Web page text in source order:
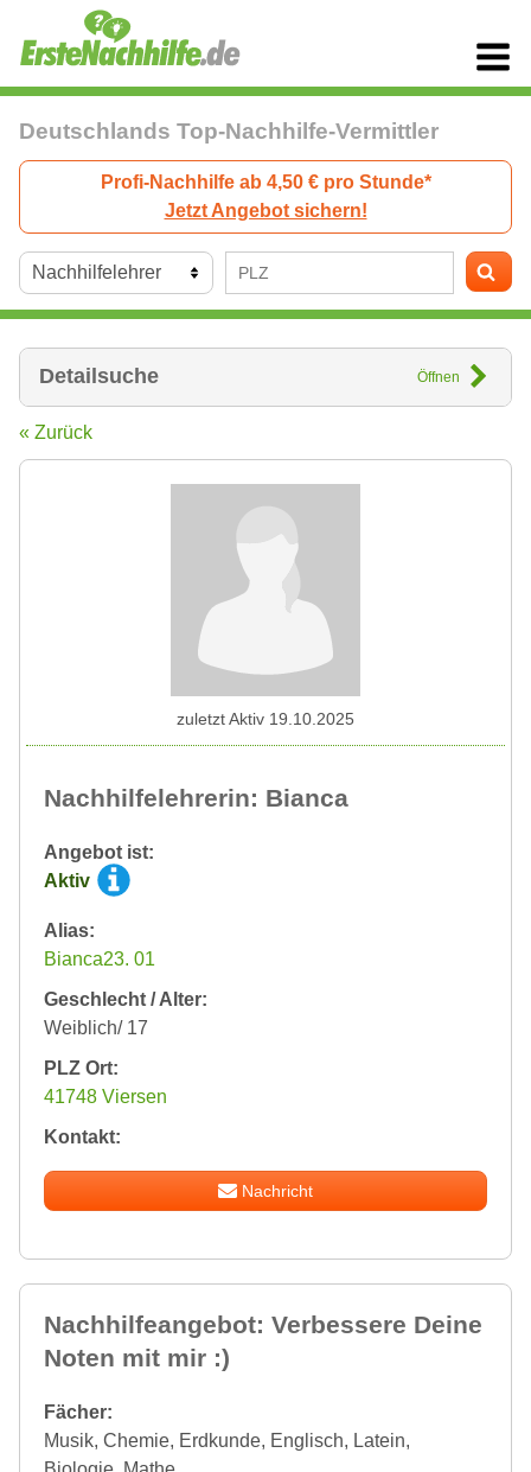
Deutschlands Top-Nachhilfe-Vermittler
Profi-Nachhilfe ab 4,50 € pro Stunde*
Jetzt Angebot sichern!
Detailsuche Öffnen
« Zurück
Nachhilfelehrerin: Bianca
Angebot ist:
Aktiv
Alias:
Bianca23. 01
Geschlecht / Alter:
Weiblich/ 17
PLZ Ort:
41748 Viersen
Kontakt:
Nachricht
zuletzt Aktiv 19.10.2025
Nachhilfeangebot: Verbessere Deine
Noten mit mir :)
Fächer:
Musik, Chemie, Erdkunde, Englisch, Latein,